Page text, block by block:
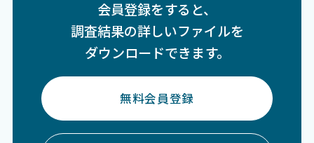
会員登録をすると、
調査結果の詳しいファイルを
ダウンロードできます。
無料会員登録